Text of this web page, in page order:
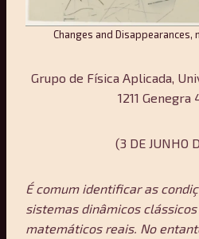
Changes and Disappearances,
Grupo de Física Aplicada,
1211 Genegra
(3 DE JUNHO
É comum identificar as
sistemas dinâmicos
matemáticos reais. No